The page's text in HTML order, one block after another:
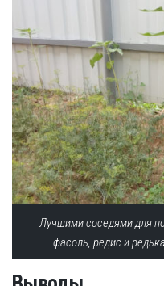
Лучшими соседями для
фасоль, редис и